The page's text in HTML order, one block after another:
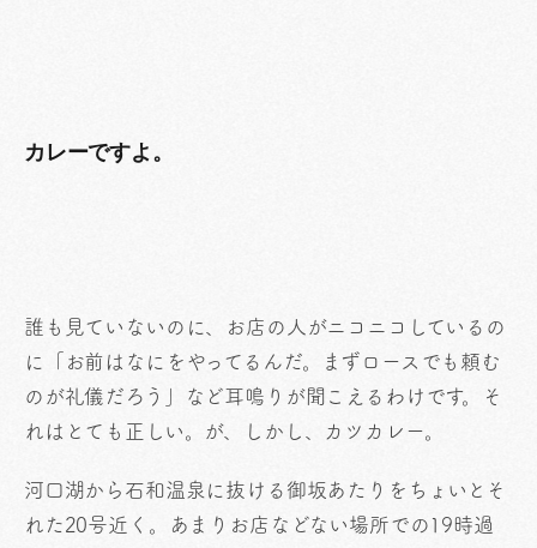
カレーですよ。
誰も見ていないのに、お店の人がニコニコしているの
に「お前はなにをやってるんだ。まずロースでも頼む
のが礼儀だろう」など耳鳴りが聞こえるわけです。そ
れはとても正しい。が、しかし、カツカレー。
河口湖から石和温泉に抜ける御坂あたりをちょいとそ
れた20号近く。あまりお店などない場所での19時過